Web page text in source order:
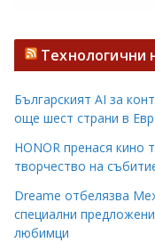
Технологични
Българският AI за
още шест страни в
HONOR пренася кино
творчество на
Dreame отбелязва
специални
любимци